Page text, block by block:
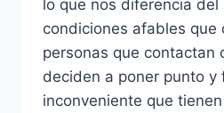
lo que nos diferencia del
condiciones afables que
personas que contactan
deciden a poner punto y
inconveniente que